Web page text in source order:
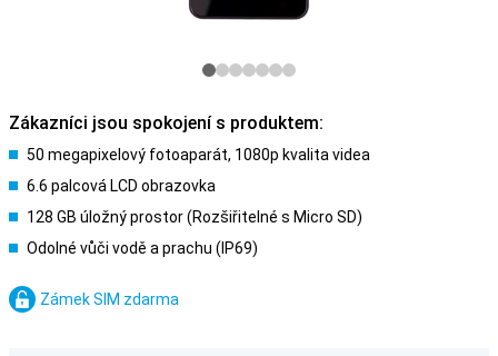
Zákazníci jsou spokojení s produktem:
50 megapixelový fotoaparát, 1080p kvalita videa
6.6 palcová LCD obrazovka
128 GB úložný prostor (Rozšiřitelné s Micro SD)
Odolné vůči vodě a prachu (IP69)
Zámek SIM zdarma